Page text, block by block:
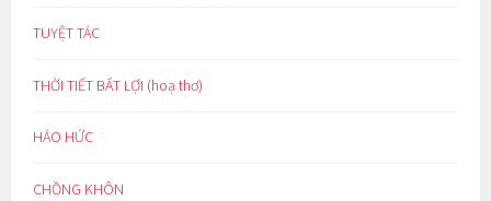
TUYỆT TÁC
THỜI TIẾT BẤT LỢI (hoạ thơ)
HÁO HỨC
CHỒNG KHÔN